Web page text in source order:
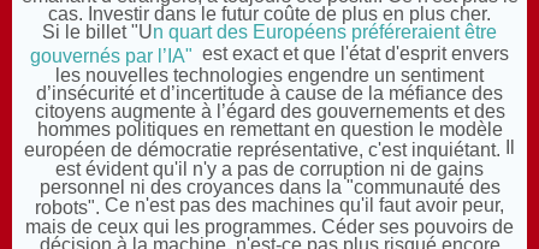
cas. Investir dans le futur coûte de plus en plus cher.
Si le billet "Un quart des Européens préféreraient être
gouvernés par l’IA" est exact et que l'état d'esprit envers
les nouvelles technologies engendre un sentiment
d’insécurité et d’incertitude à cause de la méfiance des
citoyens augmente à l’égard des gouvernements et des
hommes politiques en remettant en question le modèle
européen de démocratie représentative, c'est inquiétant.
est évident qu'il n'y a pas de corruption ni de gains
personnel ni des croyances dans la "communauté des
robots". Ce n'est pas des machines qu'il faut avoir peur,
mais de ceux qui les programmes. Céder ses pouvoirs de
décision à la machine, n'est-ce pas plus risqué encore